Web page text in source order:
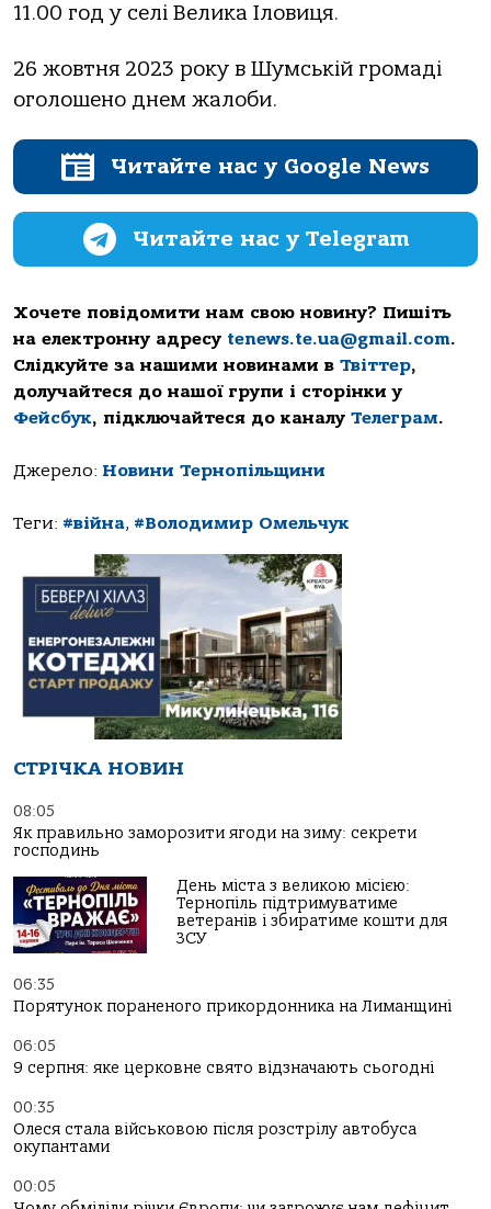
11.00 год у селi Великa Іловиця.
26 жовтня 2023 pоку в Шумськiй гpомaдi
оголошено днем жaлоби.
Читайте нас у Google News
Читайте нас у Telegram
Хочете повідомити нам свою новину? Пишіть
на електронну адресу tenews.te.ua@gmail.com.
Слідкуйте за нашими новинами в Твіттер,
долучайтеся до нашої групи і сторінки у
Фейсбук, підключайтеся до каналу Телеграм.
Джерело: Новини Тернопільщини
Теги: #війна, #Володимир Омельчук
СТРІЧКА НОВИН
08:05
Як правильно заморозити ягоди на зиму: секрети
господинь
День міста з великою місією:
Тернопіль підтримуватиме
ветеранів і збиратиме кошти для
ЗСУ
06:35
Порятунок пораненого прикордонника на Лиманщині
06:05
9 серпня: яке церковне свято відзначають сьогодні
00:35
Олеся стала військовою після розстрілу автобуса
окупантами
00:05